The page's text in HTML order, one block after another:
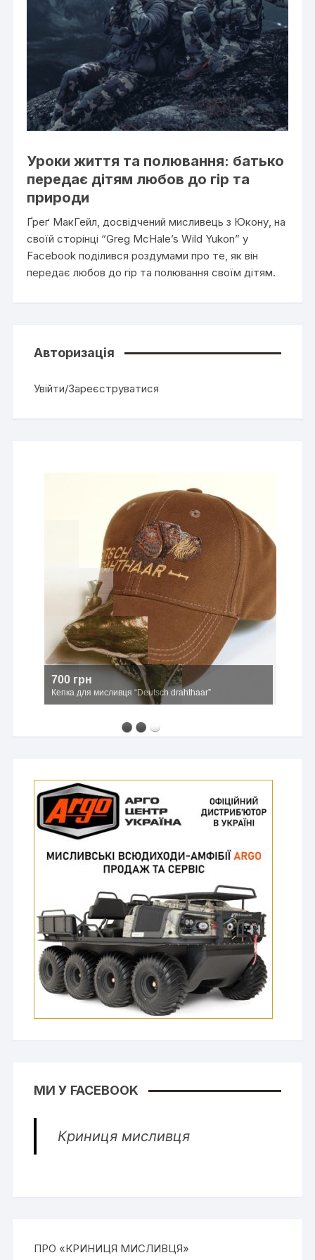
Уроки життя та полювання: батько
передає дітям любов до гір та
природи
Ґреґ МакГейл, досвідчений мисливець з Юкону, на
своїй сторінці “Greg McHale’s Wild Yukon” у
Facebook поділився роздумами про те, як він
передає любов до гір та полювання своїм дітям.
Авторизація
Увійти/Зареєструватися
700 грн
Кепка для мисливця “Deutsch drahthaar”
МИ У FACEBOOK
Криниця мисливця
ПРО «КРИНИЦЯ МИСЛИВЦЯ»